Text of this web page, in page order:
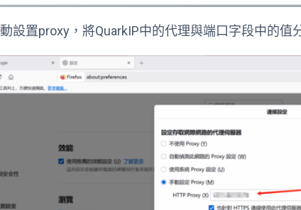
設置proxy，將QuarkIP中的代理與端口字段中的值